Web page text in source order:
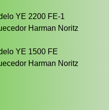
YE 2200 FE-1
Harman Noritz
YE 1500 FE
Harman Noritz